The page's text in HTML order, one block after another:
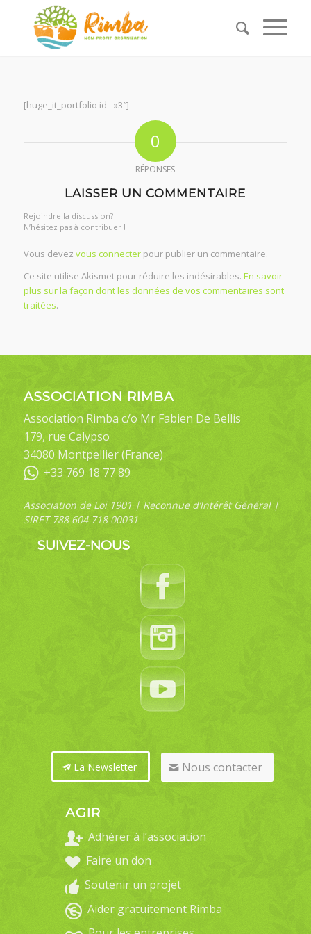
[huge_it_portfolio id= »3″]
0
RÉPONSES
LAISSER UN COMMENTAIRE
Rejoindre la discussion?
N’hésitez pas à contribuer !
Vous devez vous connecterpour publier un commentaire.
Ce site utilise Akismet pour réduire les indésirables. En savoir
plus sur la façon dont les données de vos commentaires sont
traitées.
ASSOCIATION RIMBA
Association Rimba c/o Mr Fabien De Bellis
179, rue Calypso
34080 Montpellier (France)
+33 769 18 77 89
Association de Loi 1901 | Reconnue d’Intérêt Général |
SIRET 788 604 718 00031
SUIVEZ-NOUS
La Newsletter Nous contacter
AGIR
Adhérer à l’association
Faire un don
Soutenir un projet
Aider gratuitement Rimba